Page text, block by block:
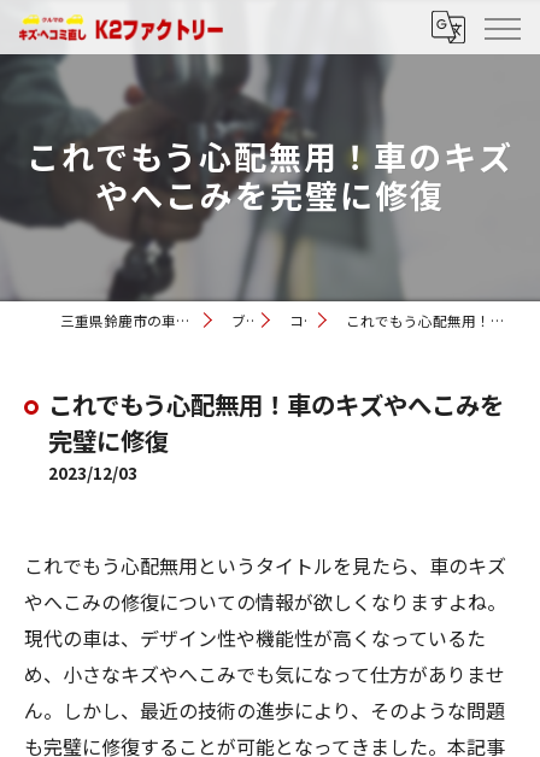
これでもう心配無用！車のキズ
やへこみを完璧に修復
三重県鈴鹿市の車修理ならK2ファクトリー ブログ コラム これでもう心配無用！車のキズやへこみを完璧に修復
これでもう心配無用！車のキズやへこみを
完璧に修復
2023/12/03
これでもう心配無用というタイトルを見たら、車のキズ
やへこみの修復についての情報が欲しくなりますよね。
現代の車は、デザイン性や機能性が高くなっているた
め、小さなキズやへこみでも気になって仕方がありませ
ん。しかし、最近の技術の進歩により、そのような問題
も完璧に修復することが可能となってきました。本記事